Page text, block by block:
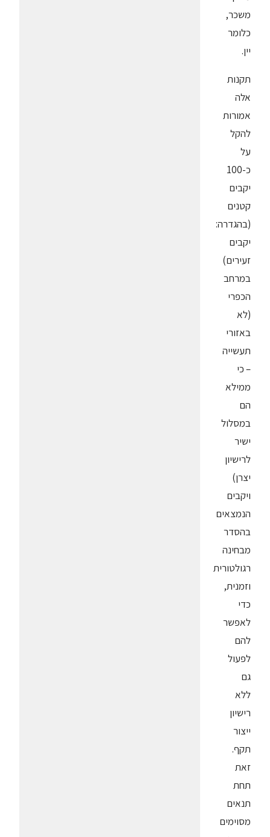
משכר,
כלומר
יין.
תקנות
אלה
אמורות
להקל
על
כ-100
יקבים
קטנים
(בהגדרה:
יקבים
זעירים)
במרחב
הכפרי
(לא
באזורי
תעשייה
– כי
ממילא
הם
במסלול
ישיר
לרישיון
יצרן)
ויקבים
הנמצאים
בהסדר
מבחינה
רגולטורית
וזמנית,
כדי
לאפשר
להם
לפעול
גם
ללא
רישיון
ייצור
תקף.
זאת
תחת
תנאים
מסוימים